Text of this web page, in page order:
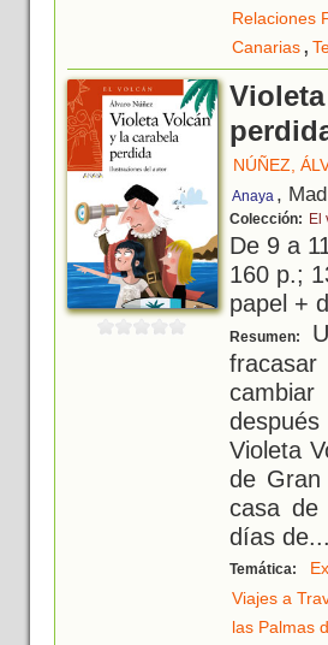
Relaciones
Canarias,
NÚÑEZ,
Anaya ,
Colección: El
De 9 a
160 p.;
papel +
Resumen:
Violeta
de
casa de
días de
Temática:
Viajes a
las Palmas